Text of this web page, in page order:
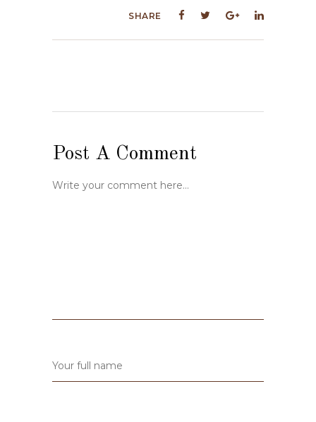
SHARE
Post A Comment